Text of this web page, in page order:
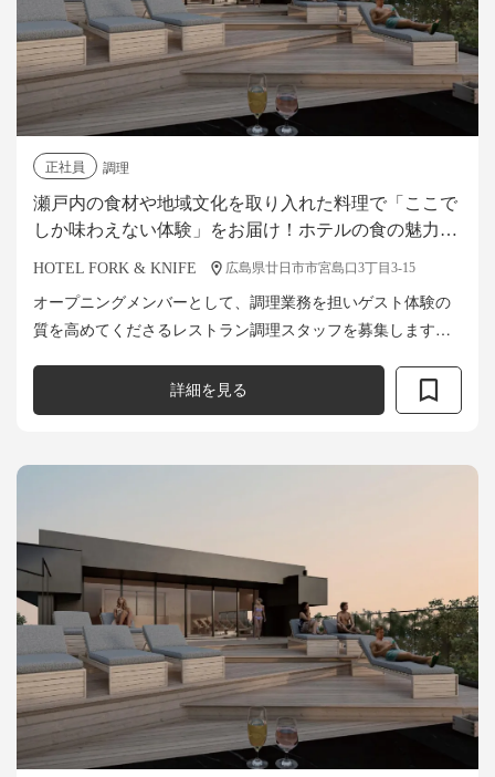
正社員
調理
瀬戸内の食材や地域文化を取り入れた料理で「ここで
しか味わえない体験」をお届け！ホテルの食の魅力を
HOTEL FORK & KNIFE 広島県廿日市市宮島口3丁目3-15
オープニングメンバーとして、調理業務を担いゲスト体験の
質を高めてくださるレストラン調理スタッフを募集します。
責任を持ち、常に最高のクオリティを...
詳細を見る